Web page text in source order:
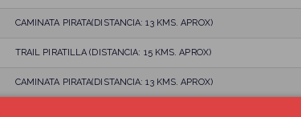
CAMINATA PIRATA(DISTANCIA: 13 KMS. APROX)
TRAIL PIRATILLA (DISTANCIA: 15 KMS. APROX)
CAMINATA PIRATA(DISTANCIA: 13 KMS. APROX)